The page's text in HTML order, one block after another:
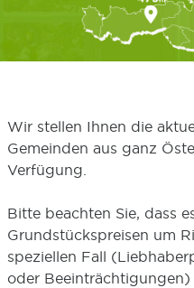
Wir stellen Ihnen die
Gemeinden aus ganz
Verfügung.
Bitte beachten Sie, dass
Grundstückspreisen um
speziellen Fall
oder